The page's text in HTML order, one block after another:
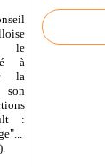
, le
à
la
son
: